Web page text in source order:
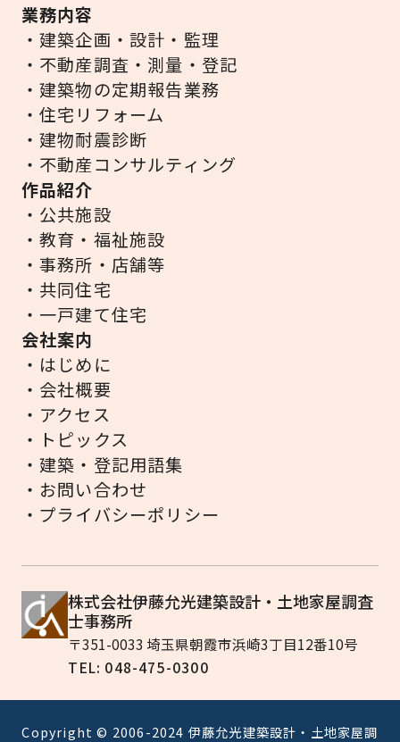
業務内容
・建築企画・設計・監理
・不動産調査・測量・登記
・建築物の定期報告業務
・住宅リフォーム
・建物耐震診断
・不動産コンサルティング
作品紹介
・公共施設
・教育・福祉施設
・事務所・店舗等
・共同住宅
・一戸建て住宅
会社案内
・はじめに
・会社概要
・アクセス
・トピックス
・建築・登記用語集
・お問い合わせ
・プライバシーポリシー
株式会社伊藤允光建築設計・土地家屋調査
士事務所
〒351-0033 埼玉県朝霞市浜崎3丁目12番10号
TEL: 048-475-0300
Copyright © 2006-2024 伊藤允光建築設計・土地家屋調